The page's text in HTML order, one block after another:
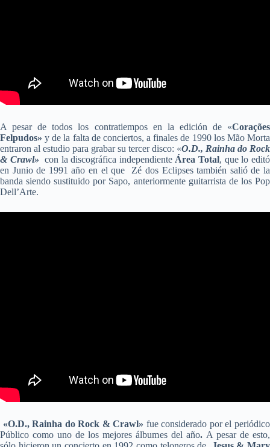
A pesar de todos los contratiempos en la edición de «Corações
Felpudos» y de la falta de conciertos, a finales de 1990 los Mão Morta
entraron al estudio para grabar su tercer disco: «O.D., Rainha do Rock
& Crawl» con la discográfica independiente Área Total, que lo editó
en Junio de 1991 año en el que Zé dos Eclipses también salió de la
banda siendo sustituido por Sapo, anteriormente guitarrista de los Pop
Dell’Arte.
«O.D., Rainha do Rock & Crawl» fue considerado por el periódico
Público como uno de los mejores álbumes del año. A pesar de esto,